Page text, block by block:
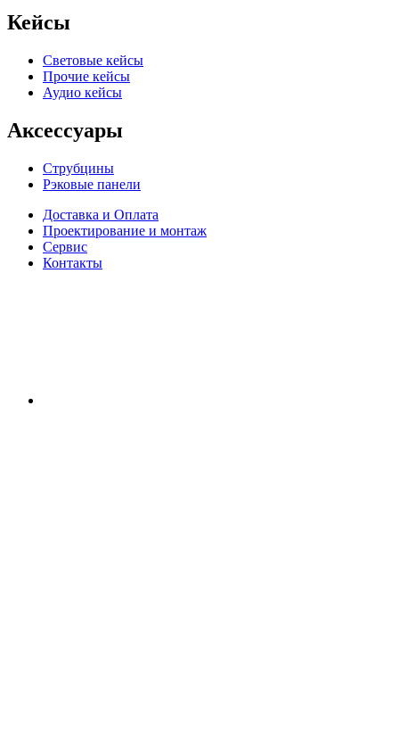
Кейсы
Световые кейсы
Прочие кейсы
Аудио кейсы
Аксессуары
Струбцины
Рэковые панели
Доставка и Оплата
Проектирование и монтаж
Сервис
Контакты